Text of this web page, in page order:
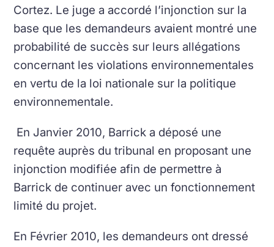
Cortez. Le juge a accordé l’injonction sur la
base que les demandeurs avaient montré une
probabilité de succès sur leurs allégations
concernant les violations environnementales
en vertu de la loi nationale sur la politique
environnementale.
En Janvier 2010, Barrick a déposé une
requête auprès du tribunal en proposant une
injonction modifiée afin de permettre à
Barrick de continuer avec un fonctionnement
limité du projet.
En Février 2010, les demandeurs ont dressé